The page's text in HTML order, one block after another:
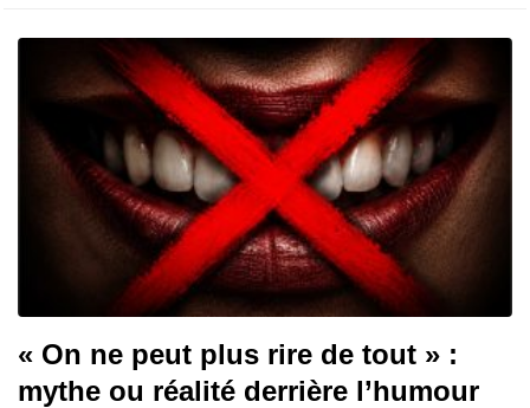
« On ne peut plus rire de tout » :
mythe ou réalité derrière l’humour